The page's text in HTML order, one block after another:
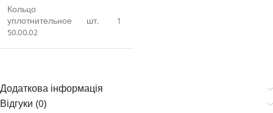
Кольцо
уплотнительное
50.00.02
шт. 1
Додаткова інформація
Відгуки (0)